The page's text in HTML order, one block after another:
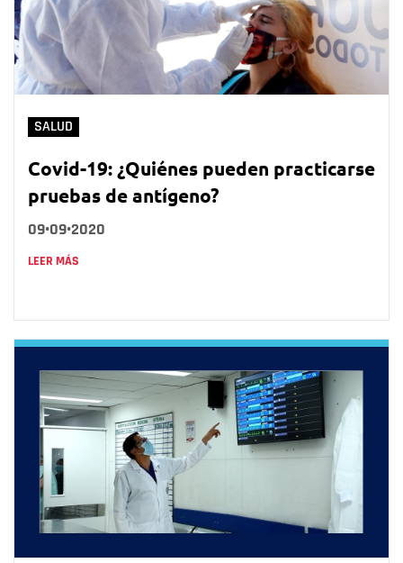
SALUD
Covid-19: ¿Quiénes pueden practicarse
pruebas de antígeno?
09•09•2020
LEER MÁS